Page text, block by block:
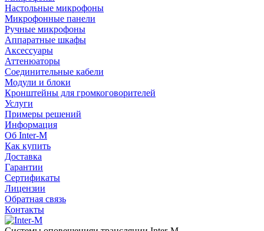
Настольные микрофоны
Микрофонные панели
Ручные микрофоны
Аппаратные шкафы
Аксессуары
Аттенюаторы
Соединительные кабели
Модули и блоки
Кронштейны для громкоговорителей
Услуги
Примеры решений
Информация
Об Inter-M
Как купить
Доставка
Гарантии
Сертификаты
Лицензии
Обратная связь
Контакты